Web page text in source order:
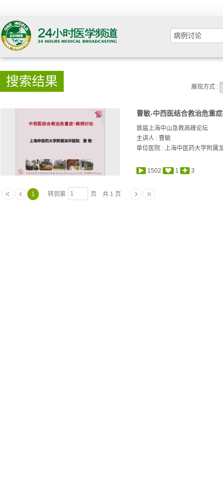
搜索结果 展现方式 :
曹敏-中西医结合救治危重
首届上海中山急救高峰论坛
主讲人 : 曹敏
单位医院 : 上海中医药大学附属
1502 1 3
1 转到第 页 共 1 页